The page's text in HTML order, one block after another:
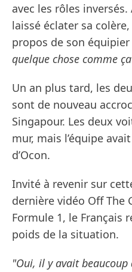
avec les rôles inversés.
laissé éclater sa
propos de son équipier
quelque chose comme
Un an plus tard, les
sont de nouveau
Singapour. Les deux
mur, mais l’équipe
d’Ocon.
Invité à revenir sur
dernière vidéo Off The
Formule 1, le Français
poids de la situation.
"Oui, il y avait beaucoup